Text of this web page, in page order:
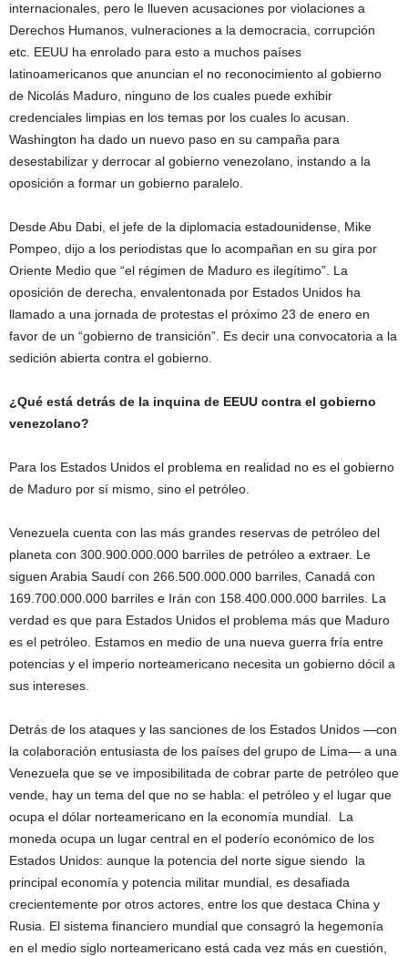
internacionales, pero le llueven acusaciones por violaciones a
Derechos Humanos, vulneraciones a la democracia, corrupción
etc. EEUU ha enrolado para esto a muchos países
latinoamericanos que anuncian el no reconocimiento al gobierno
de Nicolás Maduro, ninguno de los cuales puede exhibir
credenciales limpias en los temas por los cuales lo acusan.
Washington ha dado un nuevo paso en su campaña para
desestabilizar y derrocar al gobierno venezolano, instando a la
oposición a formar un gobierno paralelo.
Desde Abu Dabi, el jefe de la diplomacia estadounidense, Mike
Pompeo, dijo a los periodistas que lo acompañan en su gira por
Oriente Medio que “el régimen de Maduro es ilegítimo”. La
oposición de derecha, envalentonada por Estados Unidos ha
llamado a una jornada de protestas el próximo 23 de enero en
favor de un “gobierno de transición”. Es decir una convocatoria a la
sedición abierta contra el gobierno.
¿Qué está detrás de la inquina de EEUU contra el gobierno
venezolano?
Para los Estados Unidos el problema en realidad no es el gobierno
de Maduro por sí mismo, sino el petróleo.
Venezuela cuenta con las más grandes reservas de petróleo del
planeta con 300.900.000.000 barriles de petróleo a extraer. Le
siguen Arabia Saudí con 266.500.000.000 barriles, Canadá con
169.700.000.000 barriles e Irán con 158.400.000.000 barriles. La
verdad es que para Estados Unidos el problema más que Maduro
es el petróleo. Estamos en medio de una nueva guerra fría entre
potencias y el imperio norteamericano necesita un gobierno dócil a
sus intereses.
Detrás de los ataques y las sanciones de los Estados Unidos —con
la colaboración entusiasta de los países del grupo de Lima— a una
Venezuela que se ve imposibilitada de cobrar parte de petróleo que
vende, hay un tema del que no se habla: el petróleo y el lugar que
ocupa el dólar norteamericano en la economía mundial. La
moneda ocupa un lugar central en el poderío económico de los
Estados Unidos: aunque la potencia del norte sigue siendo la
principal economía y potencia militar mundial, es desafiada
crecientemente por otros actores, entre los que destaca China y
Rusia. El sistema financiero mundial que consagró la hegemonía
en el medio siglo norteamericano está cada vez más en cuestión,